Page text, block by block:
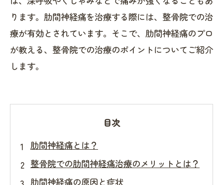
ります。肋間神経痛を治療する際には、整骨院での治
療が有効とされています。そこで、肋間神経痛のプロ
が教える、整骨院での治療のポイントについてご紹介
します。
目次
肋間神経痛とは？
整骨院での肋間神経痛治療のメリットとは？
肋間神経痛の原因と症状